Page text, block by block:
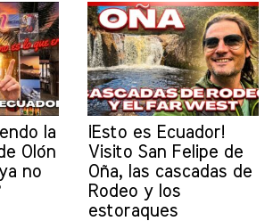
la
Olón
no
¡Esto es Ecuador!
Visito San Felipe de
Oña, las cascadas de
Rodeo y los
estoraques